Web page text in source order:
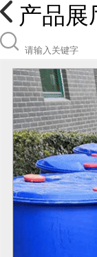
产品展